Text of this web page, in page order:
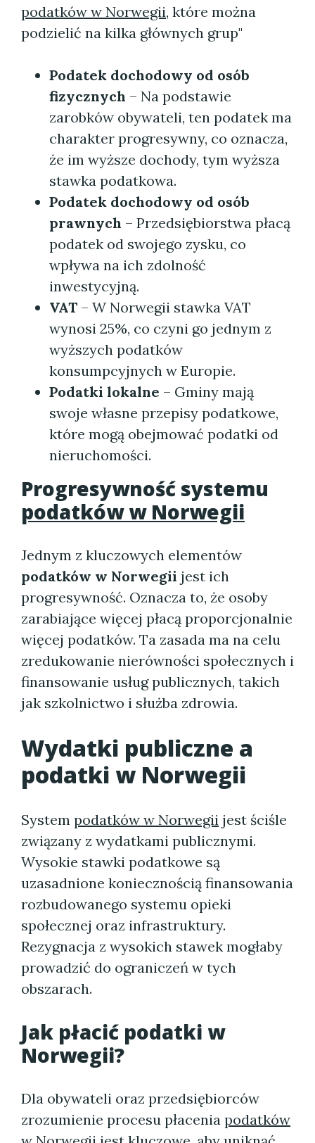
podatków w Norwegii, które można
podzielić na kilka głównych grup"
Podatek dochodowy od osób
fizycznych – Na podstawie
zarobków obywateli, ten podatek ma
charakter progresywny, co oznacza,
że im wyższe dochody, tym wyższa
stawka podatkowa.
Podatek dochodowy od osób
prawnych – Przedsiębiorstwa płacą
podatek od swojego zysku, co
wpływa na ich zdolność
inwestycyjną.
VAT – W Norwegii stawka VAT
wynosi 25%, co czyni go jednym z
wyższych podatków
konsumpcyjnych w Europie.
Podatki lokalne – Gminy mają
swoje własne przepisy podatkowe,
które mogą obejmować podatki od
nieruchomości.
Progresywność systemu
podatków w Norwegii
Jednym z kluczowych elementów
podatków w Norwegii jest ich
progresywność. Oznacza to, że osoby
zarabiające więcej płacą proporcjonalnie
więcej podatków. Ta zasada ma na celu
zredukowanie nierówności społecznych i
finansowanie usług publicznych, takich
jak szkolnictwo i służba zdrowia.
Wydatki publiczne a
podatki w Norwegii
System podatków w Norwegii jest ściśle
związany z wydatkami publicznymi.
Wysokie stawki podatkowe są
uzasadnione koniecznością finansowania
rozbudowanego systemu opieki
społecznej oraz infrastruktury.
Rezygnacja z wysokich stawek mogłaby
prowadzić do ograniczeń w tych
obszarach.
Jak płacić podatki w
Norwegii?
Dla obywateli oraz przedsiębiorców
zrozumienie procesu płacenia podatków